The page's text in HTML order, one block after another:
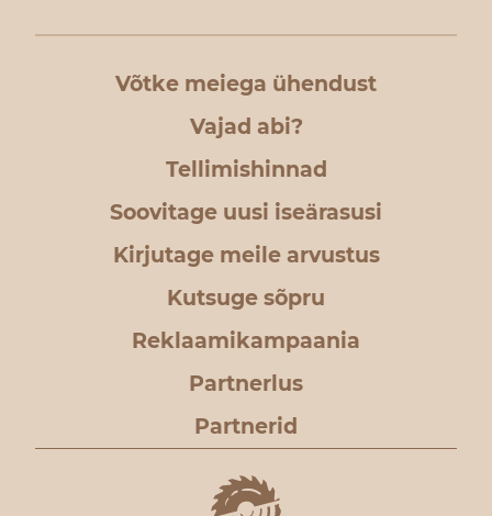
Võtke meiega ühendust
Vajad abi?
Tellimishinnad
Soovitage uusi iseärasusi
Kirjutage meile arvustus
Kutsuge sõpru
Reklaamikampaania
Partnerlus
Partnerid